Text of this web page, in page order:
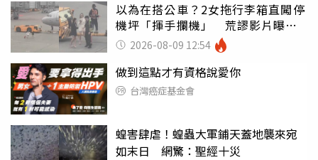
以為在搭公車？2女拖行李箱直闖停
機坪「揮手攔機」 荒謬影片曝網
傻眼2026-08-09 12:54
做到這點才有資格說愛你
台灣癌症基金會
蝗害肆虐！蝗蟲大軍鋪天蓋地襲來宛
如末日 網驚：聖經十災